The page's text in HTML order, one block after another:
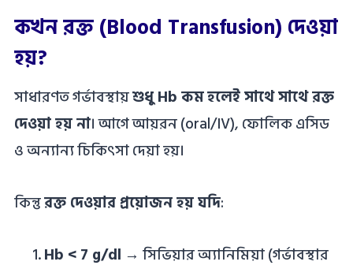
কখন রক্ত (Blood Transfusion) দেওয়া
হয়?
সাধারণত গর্ভাবস্থায়শুধু Hb কম হলেই সাথে সাথে রক্ত
দেওয়া হয় না। আগে আয়রন (oral/IV), ফোলিক এসিড
ও অন্যান্য চিকিৎসা দেয়া হয়।
কিন্তুরক্ত দেওয়ার প্রয়োজন হয় যদি:
Hb < 7 g/dl → সিভিয়ার অ্যানিমিয়া (গর্ভাবস্থার